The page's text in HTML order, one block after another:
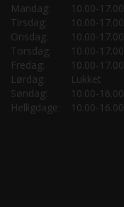
Mandag:
10.00-17.00
Tirsdag:
10.00-17.00
Onsdag:
10.00-17.00
Torsdag:
10.00-17.00
Fredag:
10.00-17.00
Lørdag:
Lukket
Søndag:
10.00-16.00
Helligdage:
10.00-16.00